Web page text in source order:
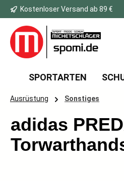
Hauptinhalt springen
Zur Suche springen
Zur Hauptnavigation springen
Kostenloser Versand ab 89 €
SPORTARTEN
Ausrüstung Sonstiges
adidas